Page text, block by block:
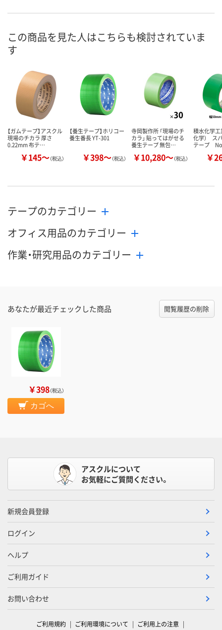
号
お届け日
数量
カゴへ
数量
カゴへ カ
この商品を見た人はこちらも検討されていま
す
【ガムテープ】アスクル
現場のチカラ 厚さ
0.22mm 布テ…
￥145～（税込）
【養生テープ】ホリコー
養生番長 YT-301
￥398～（税込）
寺岡製作所 「現場のチ
カラ」 貼ってはがせる
養生テープ 無包…
￥10,280～（税込）
積水化学工
化学） ス
テープ
￥
テープのカテゴリー
オフィス用品のカテゴリー
作業・研究用品のカテゴリー
あなたが最近チェックした商品 閲覧履歴の削除
￥398（税込）
カゴへ
アスクルについて
お気軽にご質問ください。
新規会員登録
ログイン
ヘルプ
ご利用ガイド
お問い合わせ
ご利用規約 ご利用環境について ご利用上の注意